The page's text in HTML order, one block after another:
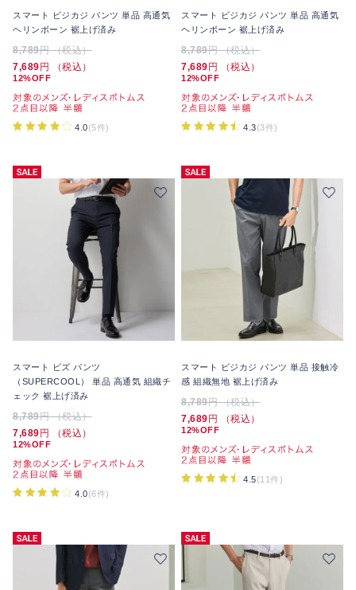
スマート ビジカジ パンツ 単品 高通気
ヘリンボーン 裾上げ済み
8,789円 （税込）
7,689 円 （税込）
12%OFF
4.0(5件)
スマート ビジカジ パンツ 単品 高通気
ヘリンボーン 裾上げ済み
8,789円 （税込）
7,689 円 （税込）
12%OFF
4.3(3件)
スマート ビズ パンツ
（SUPERCOOL） 単品 高通気 組織チ
ェック 裾上げ済み
8,789円 （税込）
7,689 円 （税込）
12%OFF
4.0(6件)
スマート ビジカジ パンツ 単品 接触冷
感 組織無地 裾上げ済み
8,789円 （税込）
7,689 円 （税込）
12%OFF
4.5(11件)